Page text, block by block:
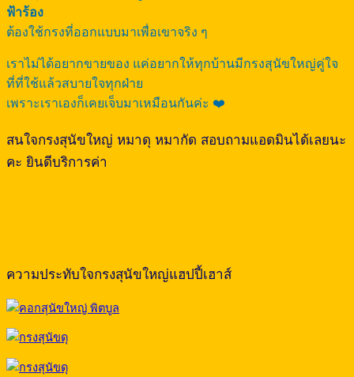
ฟ้าร้อง
ต้องใช้กรงที่ออกแบบมาเพื่อเขาจริง ๆ
เราไม่ได้อยากขายของ แค่อยากให้ทุกบ้านมีกรงสุนัขใหญ่คู่ใจ
ที่ที่ใช้แล้วสบายใจทุกฝ่าย
เพราะเราเองก็เคยเจ็บมาเหมือนกันค่ะ ❤️
สนใจกรงสุนัขใหญ่ หมาดุ หมากัด สอบถามแอดมินได้เลยนะ
คะ ยินดีบริการค่า
ความประทับใจกรงสุนัขใหญ่แฮปปี้เฮาส์